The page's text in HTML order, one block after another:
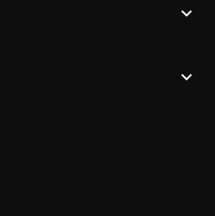
expand_more
expand_more